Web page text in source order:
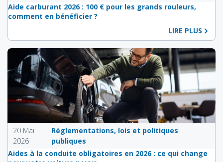
Aide carburant 2026 : 100 € pour les grands rouleurs,
comment en bénéficier ?
LIRE PLUS
20 Mai
2026
Réglementations, lois et politiques
publiques
Aides à la conduite obligatoires en 2026 : ce qui change